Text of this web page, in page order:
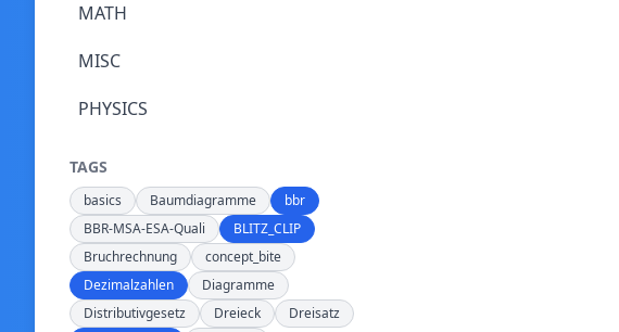
MATH
MISC
PHYSICS
TAGS
basics Baumdiagramme
bbr
BBR-MSA-ESA-Quali
BLITZ_CLIP
Bruchrechnung
concept_bite
Dezimalzahlen
Diagramme
Distributivgesetz
Dreieck
Dreisatz